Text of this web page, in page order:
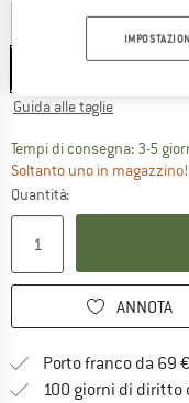
M - 12-24 Months
Guida alle taglie
Tempi di consegna: 3-5
Soltanto uno in magazzino!
Quantità:
ANNOTA
Porto franco da 69
100 giorni di diritto